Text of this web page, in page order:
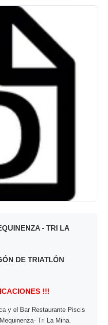
- TRI LA
DE TRIATLÓN
!!!
y el Bar Restaurante Piscis
Tri La Mina.